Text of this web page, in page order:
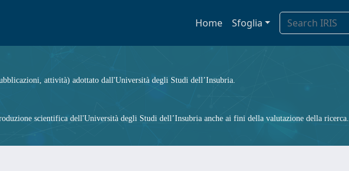
Home Sfoglia
attività) adottato dall'Università degli Studi dell’Insubria.
scientifica dell'Università degli Studi dell’Insubria anche ai fini della valutazione della ricerca.